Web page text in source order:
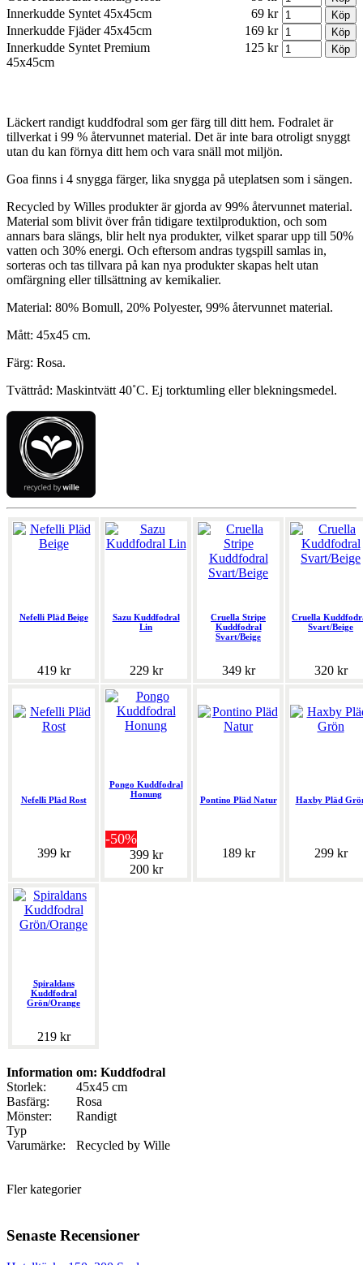
Innerkudde Syntet 45x45cm
69 kr
Innerkudde Fjäder 45x45cm
169 kr
Innerkudde Syntet Premium
45x45cm
125 kr
Läckert randigt kuddfodral som ger färg till ditt hem. Fodralet är
tillverkat i 99 % återvunnet material. Det är inte bara otroligt snyggt
utan du kan förnya ditt hem och vara snäll mot miljön.
Goa finns i 4 snygga färger, lika snygga på uteplatsen som i sängen.
Recycled by Willes produkter är gjorda av 99% återvunnet material.
Material som blivit över från tidigare textilproduktion, och som
annars bara slängs, blir helt nya produkter, vilket sparar upp till 50%
vatten och 30% energi. Och eftersom andras tygspill samlas in,
sorteras och tas tillvara på kan nya produkter skapas helt utan
omfärgning eller tillsättning av kemikalier.
Material: 80% Bomull, 20% Polyester, 99% återvunnet material.
Mått: 45x45 cm.
Färg: Rosa.
Tvättråd: Maskintvätt 40˚C. Ej torktumling eller blekningsmedel.
Nefelli Pläd Beige
419 kr
Sazu Kuddfodral
Lin
229 kr
Cruella Stripe
Kuddfodral
Svart/Beige
349 kr
Cruella
Svart/Beige
320 kr
Nefelli Pläd Rost
399 kr
Pongo Kuddfodral
Honung
-50%
399 kr
200 kr
Pontino Pläd Natur
189 kr
Haxby Pläd
299 kr
Spiraldans
Kuddfodral
Grön/Orange
219 kr
Information om: Kuddfodral
Storlek:
45x45 cm
Basfärg:
Rosa
Mönster:
Randigt
Typ
Varumärke:
Recycled by Wille
Fler kategorier
Senaste Recensioner